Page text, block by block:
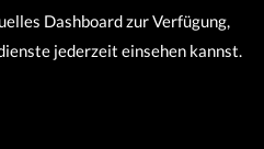
Dashboard zur Verfügung,
jederzeit einsehen kannst.